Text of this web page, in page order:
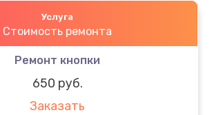
Услуга
Стоимость ремонта
Ремонт кнопки
650 руб.
Заказать